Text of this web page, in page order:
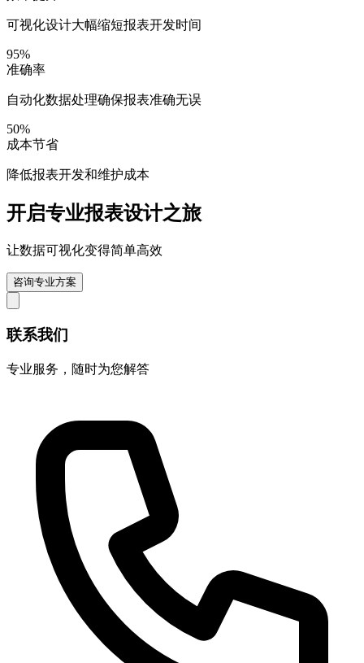
可视化设计大幅缩短报表开发时间
95%
准确率
自动化数据处理确保报表准确无误
50%
成本节省
降低报表开发和维护成本
开启专业报表设计之旅
让数据可视化变得简单高效
咨询专业方案
联系我们
专业服务，随时为您解答